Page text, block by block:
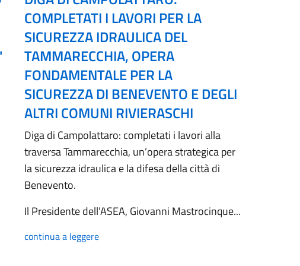
COMPLETATI I LAVORI PER LA
SICUREZZA IDRAULICA DEL
TAMMARECCHIA, OPERA
FONDAMENTALE PER LA
SICUREZZA DI BENEVENTO E DEGLI
ALTRI COMUNI RIVIERASCHI
Diga di Campolattaro: completati i lavori alla
traversa Tammarecchia, un’opera strategica per
la sicurezza idraulica e la difesa della città di
Benevento.
Il Presidente dell’ASEA, Giovanni Mastrocinque...
continua a leggere